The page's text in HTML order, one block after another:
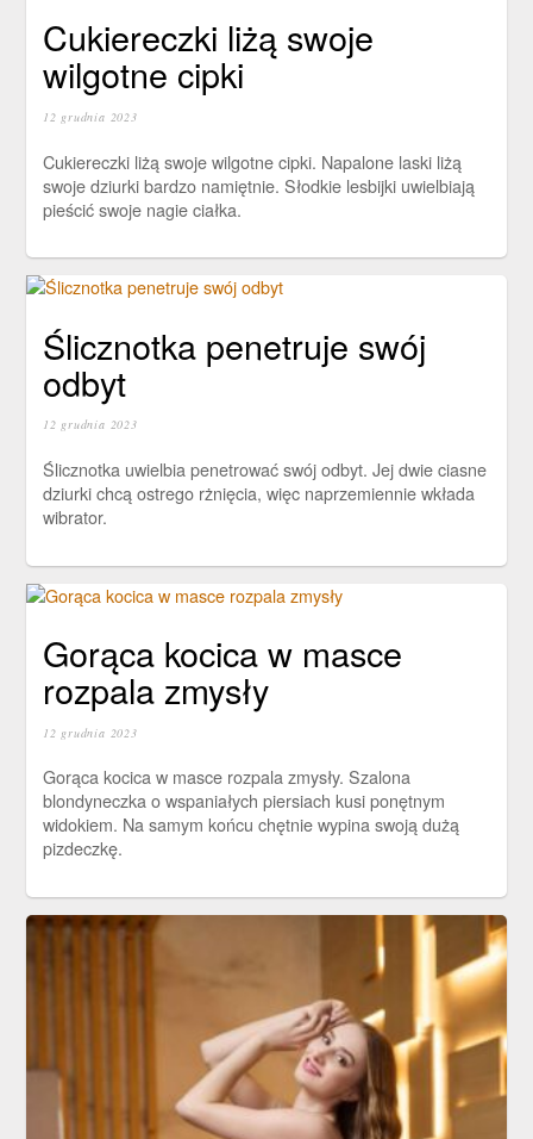
Cukiereczki liżą swoje
wilgotne cipki
12 grudnia 2023
Cukiereczki liżą swoje wilgotne cipki. Napalone laski liżą
swoje dziurki bardzo namiętnie. Słodkie lesbijki uwielbiają
pieścić swoje nagie ciałka.
Ślicznotka penetruje swój
odbyt
12 grudnia 2023
Ślicznotka uwielbia penetrować swój odbyt. Jej dwie ciasne
dziurki chcą ostrego rżnięcia, więc naprzemiennie wkłada
wibrator.
Gorąca kocica w masce
rozpala zmysły
12 grudnia 2023
Gorąca kocica w masce rozpala zmysły. Szalona
blondyneczka o wspaniałych piersiach kusi ponętnym
widokiem. Na samym końcu chętnie wypina swoją dużą
pizdeczkę.